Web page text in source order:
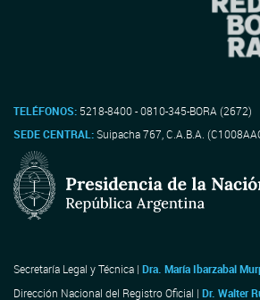
TELÉFONOS: 5218-8400 - 0810-345-BORA (2672)
SEDE CENTRAL:Suipacha 767, C.A.B.A.
Secretaría Legal y Técnica | Dra. María Ibarzabal
Dirección Nacional del Registro Oficial | Dr. Walter